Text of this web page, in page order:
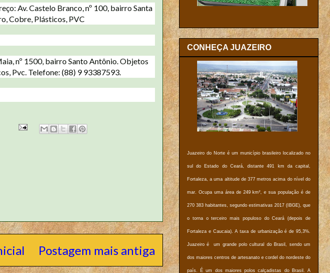
Av. Castelo Branco, nº 100, bairro Santa
Cobre, Plásticos, PVC
nº 1500, bairro Santo Antônio. Objetos
Pvc. Telefone: (88) 9 93387593.
Postagem mais antiga
CONHEÇA JUAZEIRO
Juazeiro do Norte é um município brasileiro localizado no
sul do Estado do Ceará, distante 491 km da capital,
Fortaleza, a uma altitude de 377 metros acima do nível do
mar. Ocupa uma área de 249 km², e sua população é de
270 383 habitantes, segundo estimativas 2017 (IBGE), que
o torna o terceiro mais populoso do Ceará (depois de
Fortaleza e Caucaia). A taxa de urbanização é de 95,3%.
Juazeiro é um grande polo cultural do Brasil, sendo um
dos maiores centros de artesanato e cordel do nordeste do
país. É um dos maiores polos calçadistas do Brasil. A